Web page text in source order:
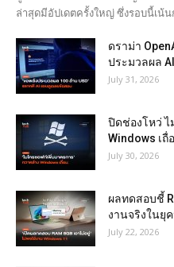
ล่าสุดมีอัปเดตครั้งใหญ่ ซึ่งรอบนี้เน้
ดราม่า
ประมวลผล
July 31, 2026
ปิดช่องโหว่ ไ
Windows เถื่
July 30, 2026
ผลทดสอบชี้
งานจริงในยุ
July 22, 2026